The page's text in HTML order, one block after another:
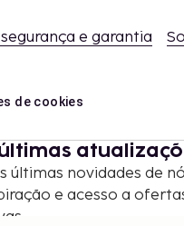
e garantia
de cookies
últimas novidades de
e acesso a